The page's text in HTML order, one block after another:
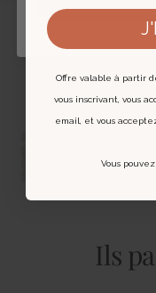
Vous
Ils
Offre valable à partir
vous inscrivant, vous
email, et vous
Vous